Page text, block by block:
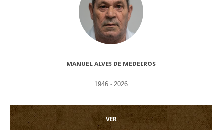
MANUEL ALVES DE MEDEIROS
1946 - 2026
VER